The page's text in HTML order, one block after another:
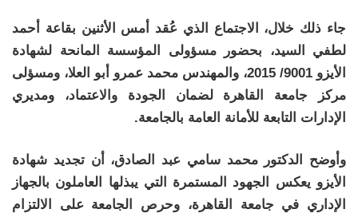
جاء ذلك خلال، الاجتماع الذي عُقد أمس الأثنين بقاعة أحمد
لطفي السيد، بحضور مسؤولى المؤسسة المانحة لشهادة
الأيزو 9001/ 2015، والمهندس محمد عمرو أبو العلا، ومسؤلى
مركز جامعة القاهرة لضمان الجودة والاعتماد، ومديري
الإدارات التابعة للأمانة العامة بالجامعة.
وأوضح الدكتور محمد سامي عبد الصادق، أن تجديد شهادة
الأيزو يعكس الجهود المستمرة التي يبذلها العاملون بالجهاز
الإداري في جامعة القاهرة، وحرص الجامعة على الالتزام